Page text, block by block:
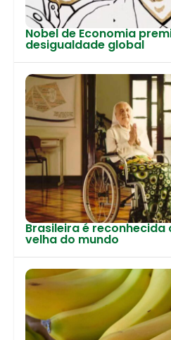
Nobel de Economia
desigualdade global
Brasileira é
velha do mundo